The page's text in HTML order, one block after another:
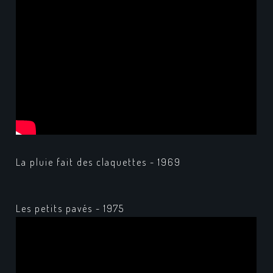
La pluie fait des claquettes - 1969
Les petits pavés - 1975